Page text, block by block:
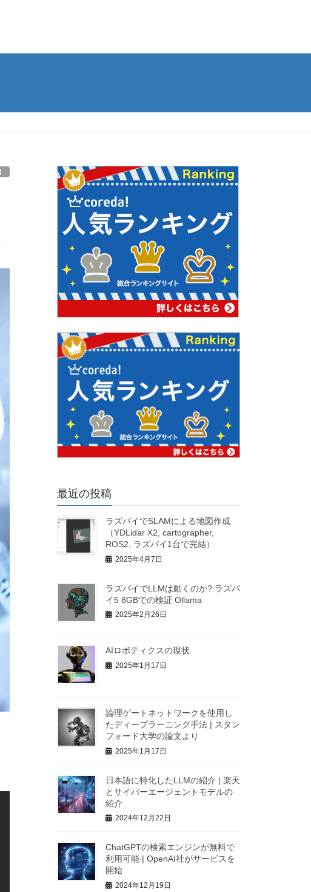
最近の投稿
ラズパイでSLAMによる地図作成
（YDLidar X2, cartographer,
ROS2, ラズパイ1台で完結）
2025年4月7日
ラズパイでLLMは動くのか? ラズパ
イ5 8GBでの検証 Ollama
2025年2月26日
AIロボティクスの現状
2025年1月17日
論理ゲートネットワークを使用し
たディープラーニング手法 | スタン
フォード大学の論文より
2025年1月17日
日本語に特化したLLMの紹介 | 楽天
とサイバーエージェントモデルの
紹介
2024年12月22日
ChatGPTの検索エンジンが無料で
利用可能 | OpenAI社がサービスを
開始
2024年12月19日